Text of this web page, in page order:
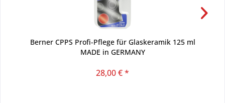
Berner CPPS Profi-Pflege für Glaskeramik 125 ml
MADE in GERMANY
28,00 € *